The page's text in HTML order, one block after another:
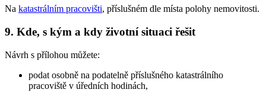
Na katastrálním pracovišti, příslušném dle místa polohy nemovitosti.
9. Kde, s kým a kdy životní situaci řešit
Návrh s přílohou můžete:
podat osobně na podatelně příslušného katastrálního
pracoviště v úředních hodinách,